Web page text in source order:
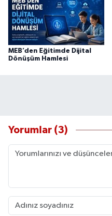
MEB’den Eğitimde Dijital
Dönüşüm Hamlesi
Yorumlar (3)